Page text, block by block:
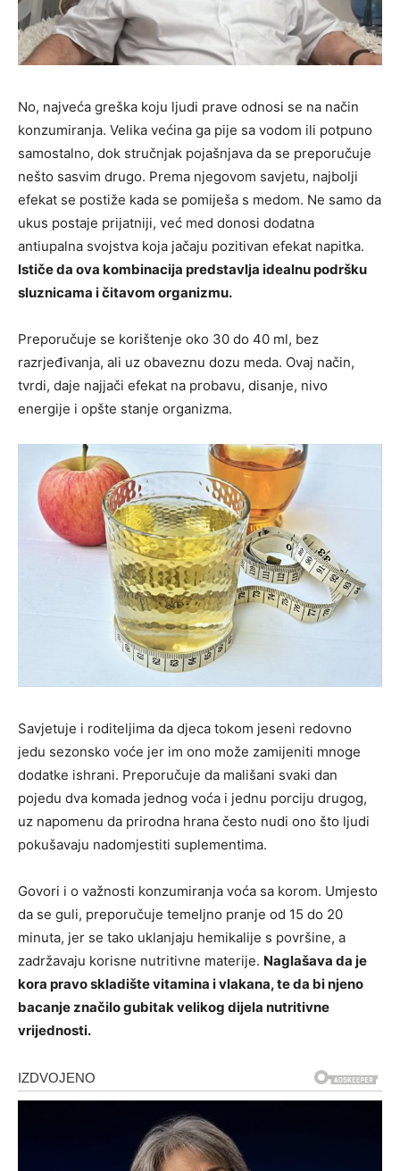
No, najveća greška koju ljudi prave odnosi se na način
konzumiranja. Velika većina ga pije sa vodom ili potpuno
samostalno, dok stručnjak pojašnjava da se preporučuje
nešto sasvim drugo. Prema njegovom savjetu, najbolji
efekat se postiže kada se pomiješa s medom. Ne samo da
ukus postaje prijatniji, već med donosi dodatna
antiupalna svojstva koja jačaju pozitivan efekat napitka.
Ističe da ova kombinacija predstavlja idealnu podršku
sluznicama i čitavom organizmu.
Preporučuje se korištenje oko 30 do 40 ml, bez
razrjeđivanja, ali uz obaveznu dozu meda. Ovaj način,
tvrdi, daje najjači efekat na probavu, disanje, nivo
energije i opšte stanje organizma.
Savjetuje i roditeljima da djeca tokom jeseni redovno
jedu sezonsko voće jer im ono može zamijeniti mnoge
dodatke ishrani. Preporučuje da mališani svaki dan
pojedu dva komada jednog voća i jednu porciju drugog,
uz napomenu da prirodna hrana često nudi ono što ljudi
pokušavaju nadomjestiti suplementima.
Govori i o važnosti konzumiranja voća sa korom. Umjesto
da se guli, preporučuje temeljno pranje od 15 do 20
minuta, jer se tako uklanjaju hemikalije s površine, a
zadržavaju korisne nutritivne materije. Naglašava da je
kora pravo skladište vitamina i vlakana, te da bi njeno
bacanje značilo gubitak velikog dijela nutritivne
vrijednosti.